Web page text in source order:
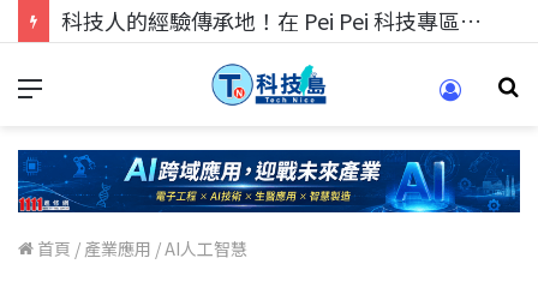
科技人的經驗傳承地！在 Pei Pei 科技專區，與學弟妹交流最硬核的技術
首頁 / 產業應用 /AI人工智慧